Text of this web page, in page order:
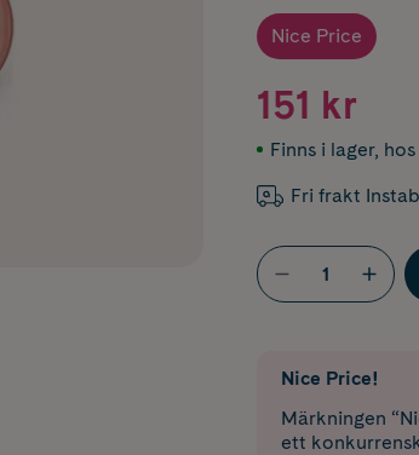
Nice Price
151 kr
Finns i lager,
Fri frakt
Nice Price!
Märkningen
ett